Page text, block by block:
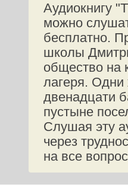
Аудиокнигу
можно
бесплатно.
школы
общество на
лагеря. Одни
двенадцати
пустыне
Слушая эту
через
на все